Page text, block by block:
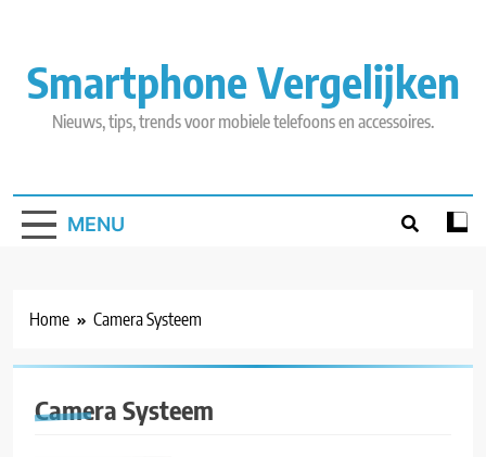
contentSmartphone Vergelijken
Nieuws, tips, trends voor mobiele telefoons en accessoires.
MENU
Home Camera Systeem
Camera Systeem